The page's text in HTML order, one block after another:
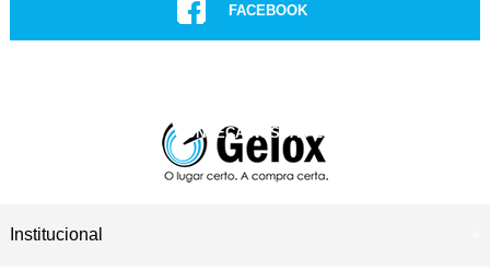
FACEBOOK
CONHEÇA NOSSAS LOJAS
Institucional